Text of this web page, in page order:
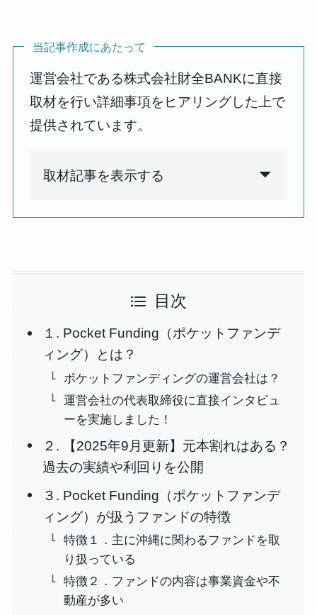
当記事作成にあたって
運営会社である株式会社財全BANKに直接
取材を行い詳細事項をヒアリングした上で
提供されています。
取材記事を表示する
目次
１. Pocket Funding（ポケットファンデ
ィング）とは？
ポケットファンディングの運営会社は？
運営会社の代表取締役に直接インタビュ
ーを実施しました！
２. 【2025年9月更新】元本割れはある？
過去の実績や利回りを公開
３. Pocket Funding（ポケットファンデ
ィング）が扱うファンドの特徴
特徴１．主に沖縄に関わるファンドを取
り扱っている
特徴２．ファンドの内容は事業資金や不
動産が多い